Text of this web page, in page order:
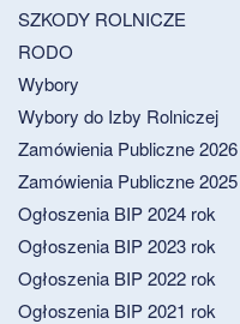
SZKODY ROLNICZE
RODO
Wybory
Wybory do Izby Rolniczej
Zamówienia Publiczne
Zamówienia Publiczne
Ogłoszenia BIP 2024 rok
Ogłoszenia BIP 2023 rok
Ogłoszenia BIP 2022 rok
Ogłoszenia BIP 2021 rok